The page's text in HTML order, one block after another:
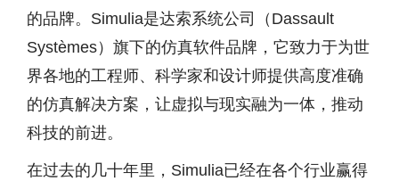
的品牌。Simulia是达索系统公司（Dassault
Systèmes）旗下的仿真软件品牌，它致力于为世
界各地的工程师、科学家和设计师提供高度准确
的仿真解决方案，让虚拟与现实融为一体，推动
科技的前进。
在过去的几十年里，Simulia已经在各个行业赢得